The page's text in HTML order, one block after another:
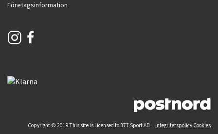
Företagsinformation
Copyright © 2019 This site is Licensed to 377 Sport AB Integritetspolicy Cookies